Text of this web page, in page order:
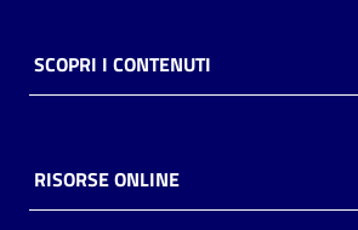
Piani
Decentrate
SCOPRI I CONTENUTI
RISORSE ONLINE